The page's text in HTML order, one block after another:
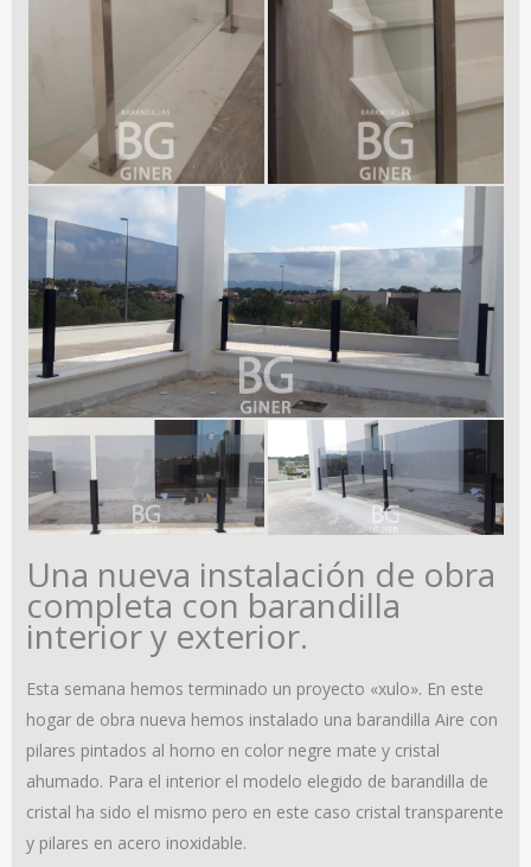
Una nueva instalación de obra
completa con barandilla
interior y exterior.
Esta semana hemos terminado un proyecto «xulo». En este
hogar de obra nueva hemos instalado una barandilla Aire con
pilares pintados al horno en color negre mate y cristal
ahumado. Para el interior el modelo elegido de barandilla de
cristal ha sido el mismo pero en este caso cristal transparente
y pilares en acero inoxidable.